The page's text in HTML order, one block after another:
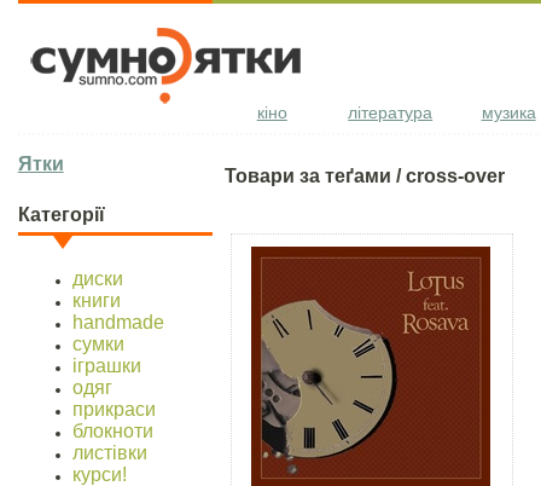
кіно література музика
Ятки
Категорії
диски
книги
handmade
сумки
іграшки
одяг
прикраси
блокноти
листівки
курси!
Товари за теґами / cross-over